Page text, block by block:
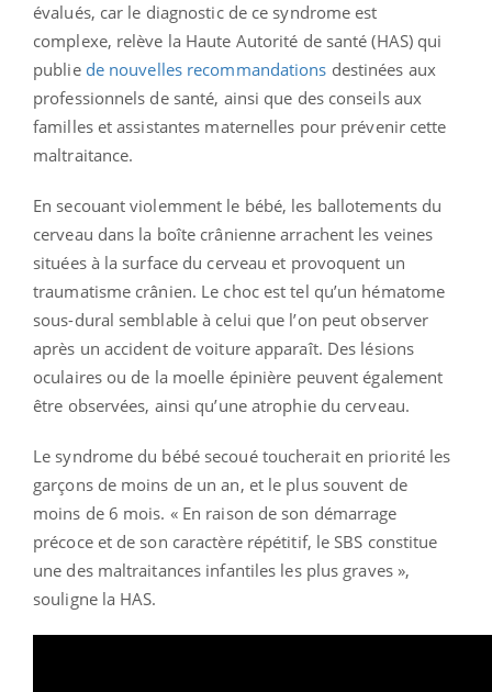
évalués, car le diagnostic de ce syndrome est
complexe, relève la Haute Autorité de santé (HAS) qui
publie de nouvelles recommandations destinées aux
professionnels de santé, ainsi que des conseils aux
familles et assistantes maternelles pour prévenir cette
maltraitance.
En secouant violemment le bébé, les ballotements du
cerveau dans la boîte crânienne arrachent les veines
situées à la surface du cerveau et provoquent un
traumatisme crânien. Le choc est tel qu’un hématome
sous-dural semblable à celui que l’on peut observer
après un accident de voiture apparaît. Des lésions
oculaires ou de la moelle épinière peuvent également
être observées, ainsi qu’une atrophie du cerveau.
Le syndrome du bébé secoué toucherait en priorité les
garçons de moins de un an, et le plus souvent de
moins de 6 mois. « En raison de son démarrage
précoce et de son caractère répétitif, le SBS constitue
une des maltraitances infantiles les plus graves »,
souligne la HAS.